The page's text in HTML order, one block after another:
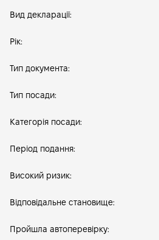
Вид декларації:
Рік:
Тип документа:
Тип посади:
Категорія посади:
Період подання:
Високий ризик:
Відповідальне становище:
Пройшла автоперевірку: